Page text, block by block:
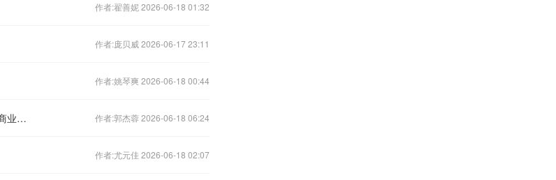
作者:翟善妮 2026-06-18 01:32
作者:庞贝威 2026-06-17 23:11
作者:姚琴爽 2026-06-18 00:44
医药生物行业周观点：博睿康递表科创板IPO 脑机接口商业化进程提速 作者:郭杰蓉 2026-06-18 06:24
作者:尤元佳 2026-06-18 02:07